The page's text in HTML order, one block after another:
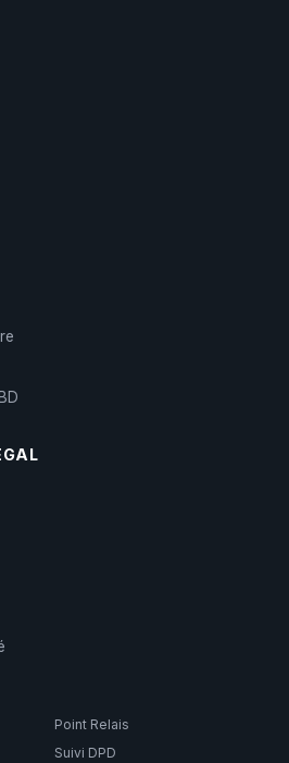
noisette de baume, faites-le
puis massez en
sur la zone douloureuse
2 à 3 fois par jour
Usage externe uniquement
une plaie ouverte.
Point Relais
Suivi DPD